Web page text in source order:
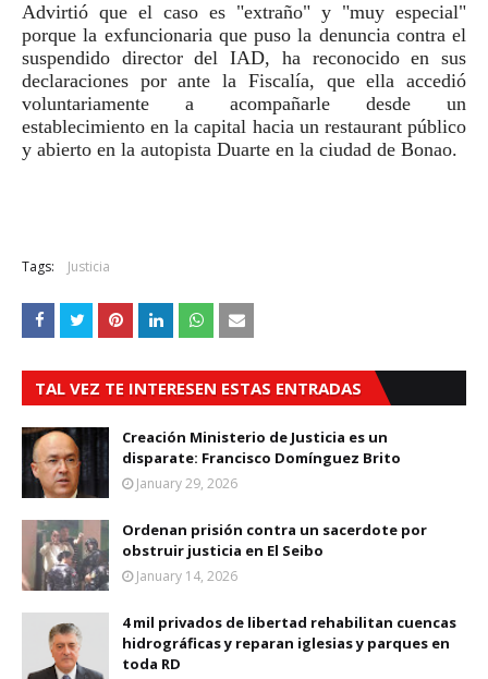
Advirtió que el caso es "extraño" y "muy especial"
porque la exfuncionaria que puso la denuncia contra el
suspendido director del IAD, ha reconocido en sus
declaraciones por ante la Fiscalía, que ella accedió
voluntariamente a acompañarle desde un
establecimiento en la capital hacia un restaurant público
y abierto en la autopista Duarte en la ciudad de Bonao.
Tags: Justicia
TAL VEZ TE INTERESEN ESTAS ENTRADAS
Creación Ministerio de Justicia es un
disparate: Francisco Domínguez Brito
January 29, 2026
Ordenan prisión contra un sacerdote por
obstruir justicia en El Seibo
January 14, 2026
4 mil privados de libertad rehabilitan cuencas
hidrográficas y reparan iglesias y parques en
toda RD